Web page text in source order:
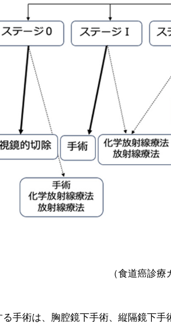
（食道癌診療
手術は、胸腔鏡下手術、縦隔鏡下手